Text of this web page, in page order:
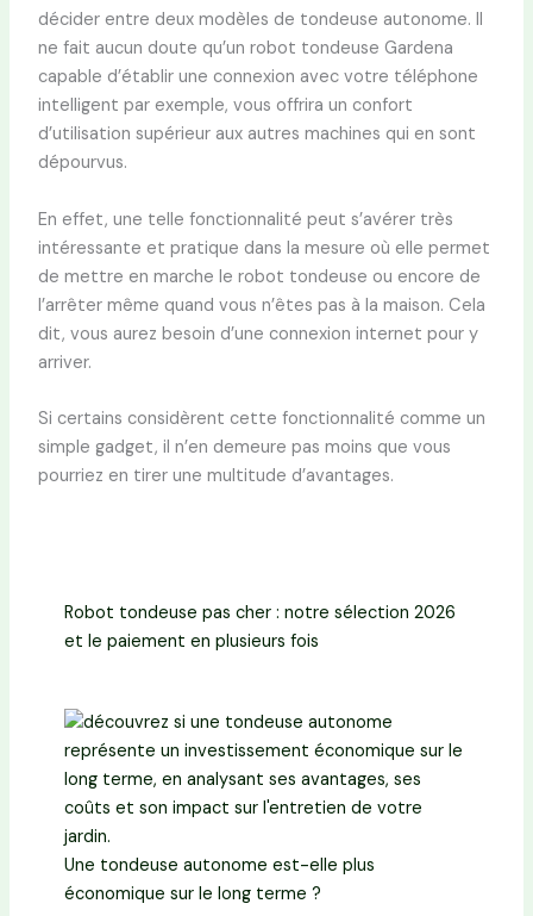
décider entre deux modèles de tondeuse autonome. Il
ne fait aucun doute qu’un robot tondeuse Gardena
capable d’établir une connexion avec votre téléphone
intelligent par exemple, vous offrira un confort
d’utilisation supérieur aux autres machines qui en sont
dépourvus.
En effet, une telle fonctionnalité peut s’avérer très
intéressante et pratique dans la mesure où elle permet
de mettre en marche le robot tondeuse ou encore de
l’arrêter même quand vous n’êtes pas à la maison. Cela
dit, vous aurez besoin d’une connexion internet pour y
arriver.
Si certains considèrent cette fonctionnalité comme un
simple gadget, il n’en demeure pas moins que vous
pourriez en tirer une multitude d’avantages.
Robot tondeuse pas cher : notre sélection 2026
et le paiement en plusieurs fois
Une tondeuse autonome est-elle plus
économique sur le long terme ?